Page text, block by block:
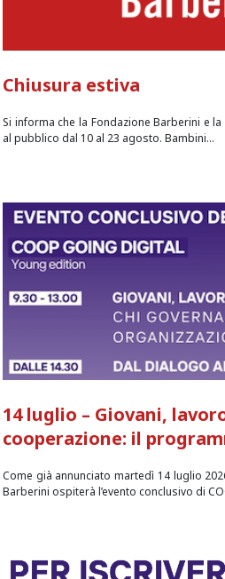
Chiusura estiva
Si informa che la Fondazione Barberini e
al pubblico dal 10 al 23 agosto. Bambini...
14 luglio – Giovani,
cooperazione: il
Come già annunciato martedì 14 luglio
Barberini ospiterà l’evento conclusivo di